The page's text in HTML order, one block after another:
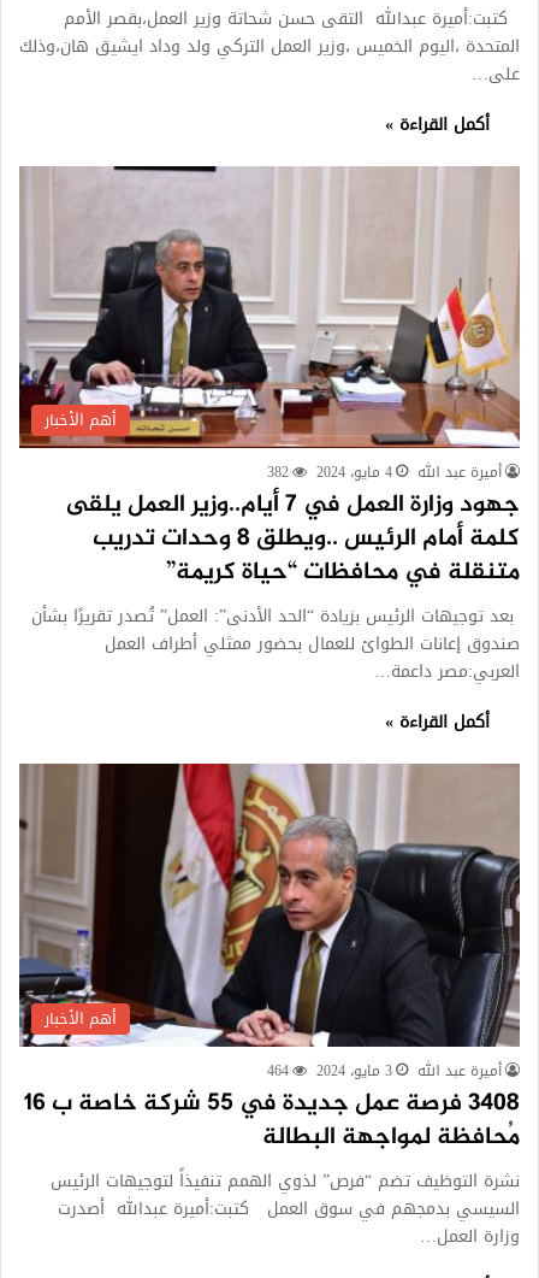
كتبت:أميرة عبدالله التقى حسن شحاتة وزير العمل،بقصر الأمم
المتحدة ،اليوم الخميس ،وزير العمل التركي ولد وداد ايشيق هان،وذلك
على…
أكمل القراءة »
أهم الأخبار
أميرة عبد الله 4 مايو، 2024 382
جهود وزارة العمل في 7 أيام..وزير العمل يلقى
كلمة أمام الرئيس ..ويطلق 8 وحدات تدريب
متنقلة في محافظات “حياة كريمة”
بعد توجيهات الرئيس بزيادة “الحد الأدنى”: العمل” تُصدر تقريرًا بشأن
صندوق إعانات الطوائ للعمال بحضور ممثلي أطراف العمل
العربي:مصر داعمة…
أكمل القراءة »
أهم الأخبار
أميرة عبد الله 3 مايو، 2024 464
3408 فرصة عمل جديدة في 55 شركة خاصة ب 16
مُحافظة لمواجهة البطالة
نشرة التوظيف تضم “فرص” لذوي الهمم تنفيذاً لتوجيهات الرئيس
السيسي بدمجهم في سوق العمل كتبت:أميرة عبدالله أصدرت
وزارة العمل…